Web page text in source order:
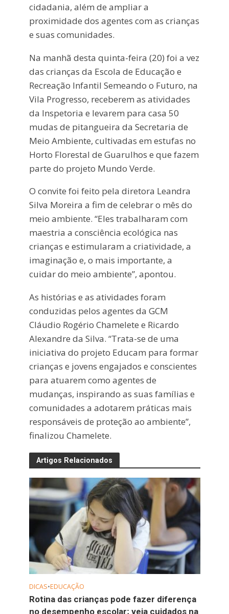
cidadania, além de ampliar a
proximidade dos agentes com as crianças
e suas comunidades.
Na manhã desta quinta-feira (20) foi a vez
das crianças da Escola de Educação e
Recreação Infantil Semeando o Futuro, na
Vila Progresso, receberem as atividades
da Inspetoria e levarem para casa 50
mudas de pitangueira da Secretaria de
Meio Ambiente, cultivadas em estufas no
Horto Florestal de Guarulhos e que fazem
parte do projeto Mundo Verde.
O convite foi feito pela diretora Leandra
Silva Moreira a fim de celebrar o mês do
meio ambiente. “Eles trabalharam com
maestria a consciência ecológica nas
crianças e estimularam a criatividade, a
imaginação e, o mais importante, a
cuidar do meio ambiente”, apontou.
As histórias e as atividades foram
conduzidas pelos agentes da GCM
Cláudio Rogério Chamelete e Ricardo
Alexandre da Silva. “Trata-se de uma
iniciativa do projeto Educam para formar
crianças e jovens engajados e conscientes
para atuarem como agentes de
mudanças, inspirando as suas famílias e
comunidades a adotarem práticas mais
responsáveis de proteção ao ambiente”,
finalizou Chamelete.
Artigos Relacionados
DICAS•EDUCAÇÃO
Rotina das crianças pode fazer diferença
no desempenho escolar; veja cuidados na